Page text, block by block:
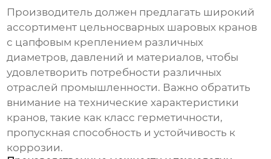
Производитель должен предлагать широкий
ассортимент цельносварных шаровых кранов
с цапфовым креплением различных
диаметров, давлений и материалов, чтобы
удовлетворить потребности различных
отраслей промышленности. Важно обратить
внимание на технические характеристики
кранов, такие как класс герметичности,
пропускная способность и устойчивость к
коррозии.